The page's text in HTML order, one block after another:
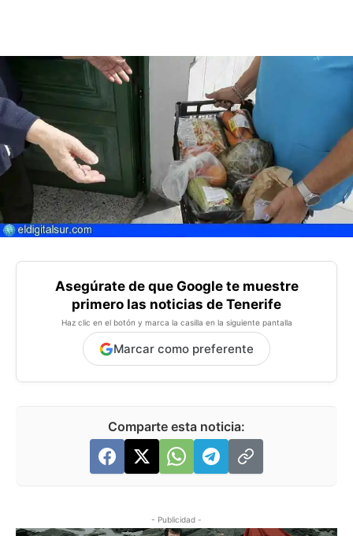
Asegúrate de que Google te muestre
primero las noticias de Tenerife
Haz clic en el botón y marca la casilla en la siguiente pantalla
Marcar como preferente
Comparte esta noticia:
- Publicidad -